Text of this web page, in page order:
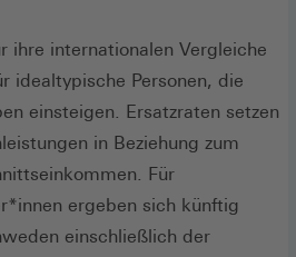
ihre internationalen Vergleiche
idealtypische Personen, die
einsteigen. Ersatzraten setzen
in Beziehung zum
Für
ergeben sich künftig
einschließlich der